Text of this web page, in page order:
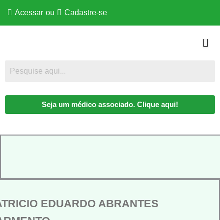
Acessar ou Cadastre-se
Seja um médico associado. Clique aqui!
EDUARDO ABRANTES